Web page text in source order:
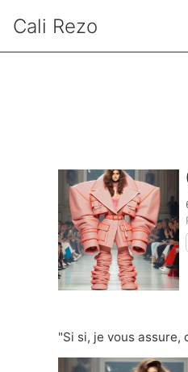
Cali Rezo
"Si si, je vous